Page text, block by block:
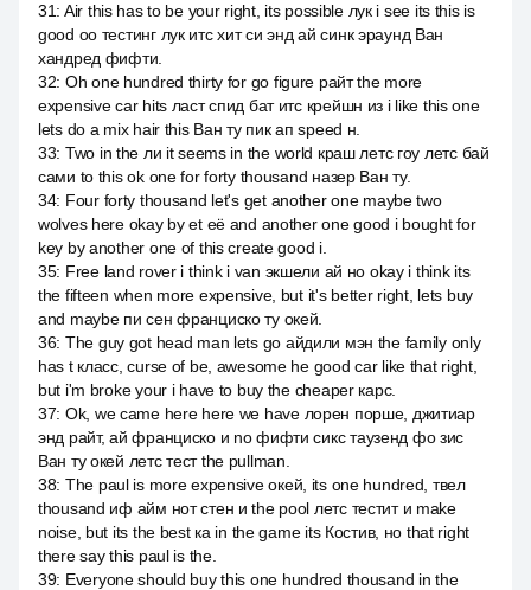
31: Air this has to be your right, its possible лук i see its this is
good оо тестинг лук итс хит си энд ай синк эраунд Ван
хандред фифти.
32: Oh one hundred thirty for go figure райт the more
expensive car hits ласт спид бат итс крейшн из i like this one
lets do a mix hair this Ван ту пик ап speed н.
33: Two in the ли it seems in the world краш летс гоу летс бай
сами to this ok one for forty thousand назер Ван ту.
34: Four forty thousand let's get another one maybe two
wolves here okay by et её and another one good i bought for
key by another one of this create good i.
35: Free land rover i think i van экшели ай но okay i think its
the fifteen when more expensive, but it's better right, lets buy
and maybe пи сен франциско ту окей.
36: The guy got head man lets go айдили мэн the family only
has t класс, curse of be, awesome he good car like that right,
but i'm broke your i have to buy the cheaper карс.
37: Ok, we came here here we have лорен порше, джитиар
энд райт, ай франциско и no фифти сикс таузенд фо зис
Ван ту окей летс тест the pullman.
38: The paul is more expensive окей, its one hundred, твел
thousand иф айм нот стен и the pool летс тестит и make
noise, but its the best ка in the game its Костив, но that right
there say this paul is the.
39: Everyone should buy this one hundred thousand in the